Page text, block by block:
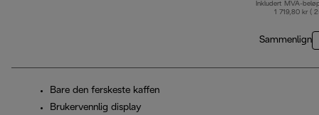
Inkludert MVA-
1 719,80 kr (
Sammenlign
Bare den ferskeste kaffen
Brukervennlig display